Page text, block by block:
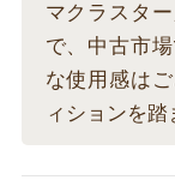
マクラスタ
で、中古市
な使用感は
ィションを踏